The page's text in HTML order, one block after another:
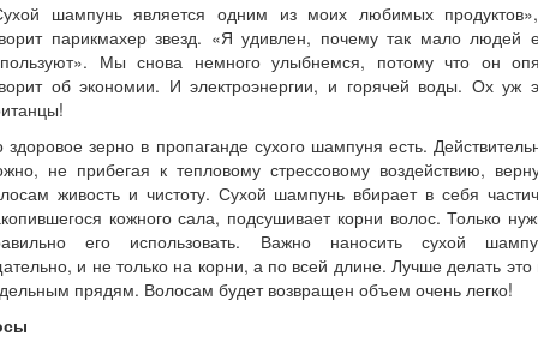
шампунь является одним из моих любимых
парикмахер звезд. «Я удивлен, почему так мало людей
Мы снова немного улыбнемся, потому что он
об экономии. И электроэнергии, и горячей воды. Ох уж
здоровое зерно в пропаганде сухого шампуня есть.
не прибегая к тепловому стрессовому воздействию,
живость и чистоту. Сухой шампунь вбирает в себя
кожного сала, подсушивает корни волос. Только
его использовать. Важно наносить сухой
и не только на корни, а по всей длине. Лучше делать это
прядям. Волосам будет возвращен объем очень легко!